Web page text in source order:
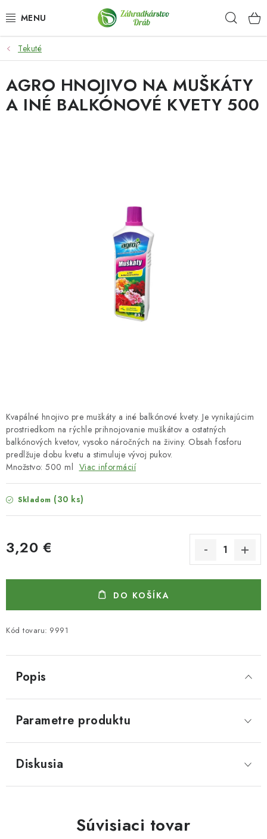
na
OKRASNÉ DREVINY
OLIVOVNÍKY, PALMY, CITRUSY
DROBNÉ OVOCIE
ZÁHRADKÁRSKE POTREBY
Kontakty
Obchodné podmienky
Podmienky ochrany osobných údajov
Tekuté
Kvapálné hnojivo pre muškáty a iné balkónové kvety. Je vynikajúcim
prostriedkom na rýchle prihnojovanie muškátov a ostatných
balkónových kvetov, vysoko náročných na živiny. Obsah fosforu
predlžuje dobu kvetu a stimuluje vývoj pukov.
Množstvo: 500 ml Viac informácií
Skladom (30 ks)
3,20 €
DO KOŠÍKA
Kód tovaru: 9991
AGRO HNOJIVO NA MUŠKÁTY
A INÉ BALKÓNOVÉ KVETY 500
Popis
Parametre produktu
Diskusia
Súvisiaci tovar